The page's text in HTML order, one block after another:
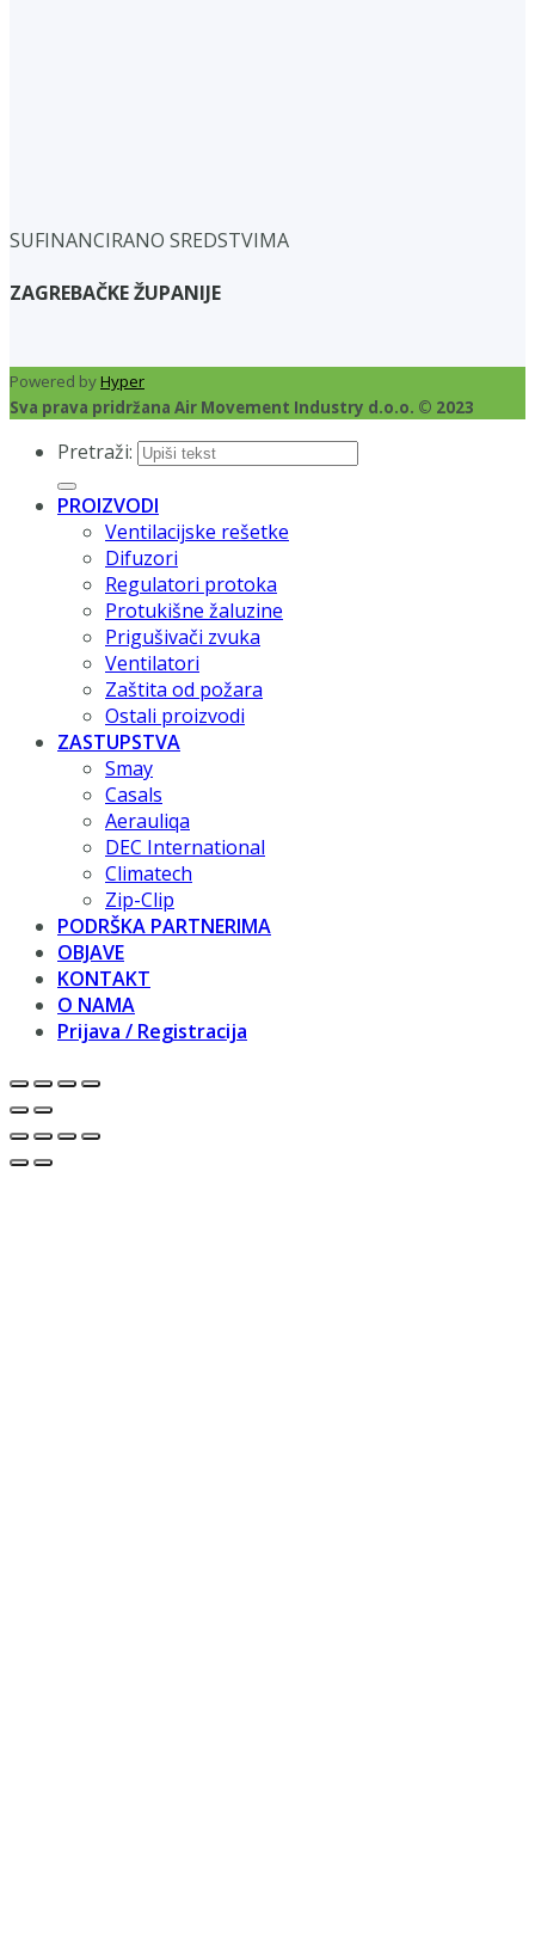
SUFINANCIRANO SREDSTVIMA
ZAGREBAČKE ŽUPANIJE
Powered byHyper
Sva prava pridržana Air Movement Industry d.o.o. © 2023
Pretraži:
PROIZVODI
Ventilacijske rešetke
Difuzori
Regulatori protoka
Protukišne žaluzine
Prigušivači zvuka
Ventilatori
Zaštita od požara
Ostali proizvodi
ZASTUPSTVA
Smay
Casals
Aerauliqa
DEC International
Climatech
Zip-Clip
PODRŠKA PARTNERIMA
OBJAVE
KONTAKT
O NAMA
Prijava / Registracija